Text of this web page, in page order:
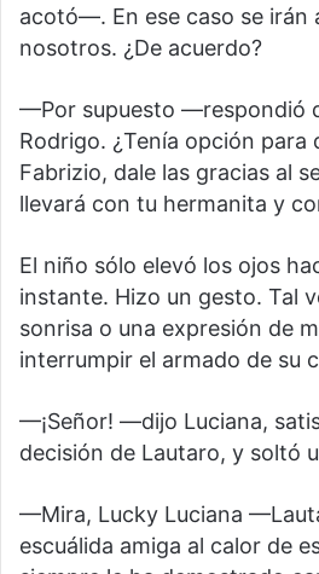
acotó—. En ese caso se irán
nosotros. ¿De acuerdo?
—Por supuesto —respondió
Rodrigo. ¿Tenía opción
Fabrizio, dale las gracias al
llevará con tu hermanita y
El niño sólo elevó los ojos
instante. Hizo un gesto. Tal
sonrisa o una expresión de
interrumpir el armado de su
—¡Señor! —dijo Luciana,
decisión de Lautaro, y soltó
—Mira, Lucky Luciana
escuálida amiga al calor de